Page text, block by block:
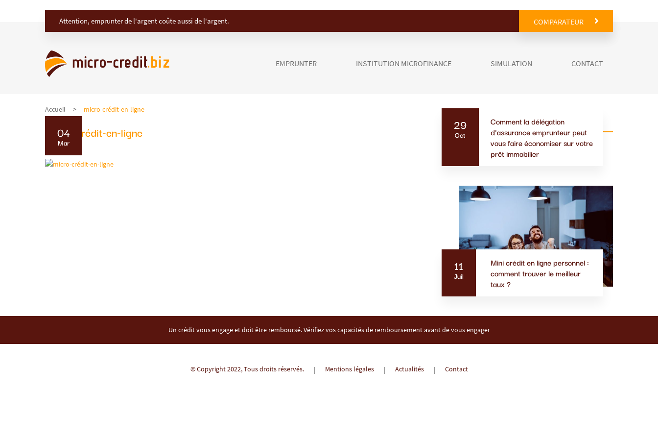
Attention, emprunter de l'argent coûte aussi de l'argent. COMPARATEUR
EMPRUNTER INSTITUTION MICROFINANCE SIMULATION CONTACT
Accueil micro-crédit-en-ligne
micro-crédit-en-ligne
04
Mar
Actualités similaires
29
Oct
Comment la délégation
d’assurance emprunteur peut
vous faire économiser sur votre
prêt immobilier
11
Juil
Mini crédit en ligne personnel :
comment trouver le meilleur
taux ?
Un crédit vous engage et doit être remboursé. Vérifiez vos capacités de remboursement avant de vous engager
© Copyright 2022, Tous droits réservés. Mentions légales Actualités Contact